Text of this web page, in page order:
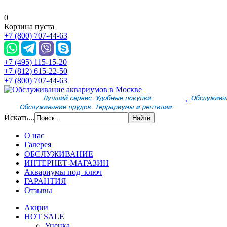
0
Корзина пуста
+7 (800) 707-44-63
+7 (495) 115-15-20
+7 (812) 615-22-50
+7 (800) 707-44-63
,
Искать...
О нас
Галерея
ОБСЛУЖИВАНИЕ
ИНТЕРНЕТ-МАГАЗИН
Аквариумы под ключ
ГАРАНТИЯ
Отзывы
Акции
HOT SALE